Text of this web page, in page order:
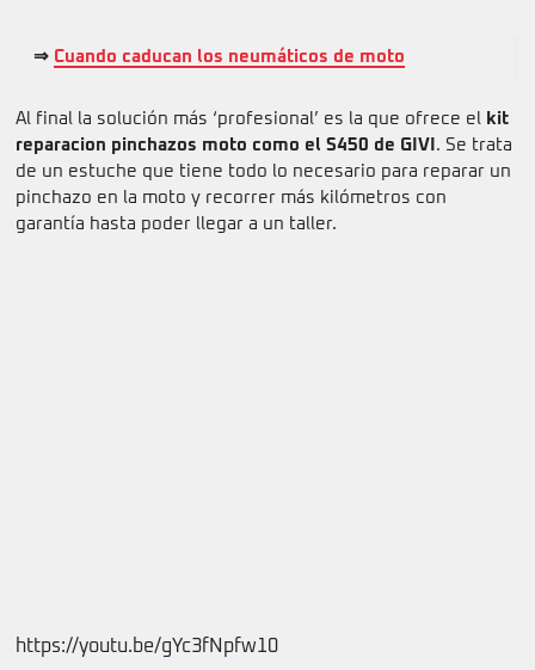
⇒ Cuando caducan los neumáticos de moto
Al final la solución más ‘profesional’ es la que ofrece el kit
reparacion pinchazos moto como el S450 de GIVI . Se trata
de un estuche que tiene todo lo necesario para reparar un
pinchazo en la moto y recorrer más kilómetros con
garantía hasta poder llegar a un taller.
https://youtu.be/gYc3fNpfw10